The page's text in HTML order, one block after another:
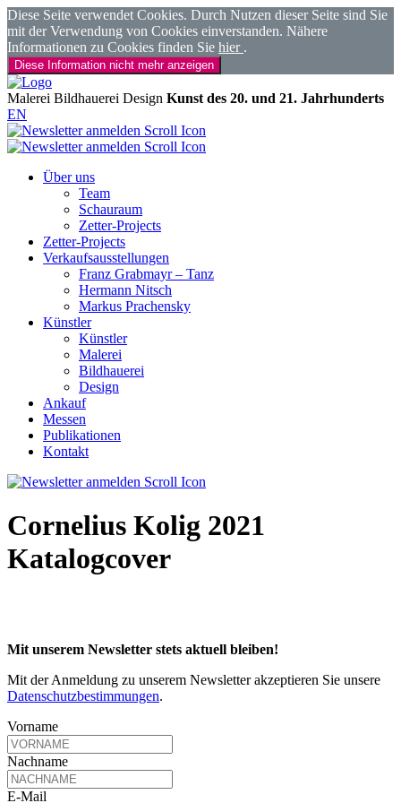
Diese Seite verwendet Cookies. Durch Nutzen dieser Seite sind Sie
mit der Verwendung von Cookies einverstanden. Nähere
Informationen zu Cookies finden Sie hier .
Diese Information nicht mehr anzeigen
Malerei Bildhauerei Design Kunst des 20. und 21. Jahrhunderts
EN
Über uns
Team
Schauraum
Zetter-Projects
Zetter-Projects
Verkaufsausstellungen
Franz Grabmayr – Tanz
Hermann Nitsch
Markus Prachensky
Künstler
Künstler
Malerei
Bildhauerei
Design
Ankauf
Messen
Publikationen
Kontakt
Cornelius Kolig 2021
Katalogcover
Mit unserem Newsletter stets aktuell bleiben!
Mit der Anmeldung zu unserem Newsletter akzeptieren Sie unsere
Datenschutzbestimmungen.
Vorname
Nachname
E-Mail